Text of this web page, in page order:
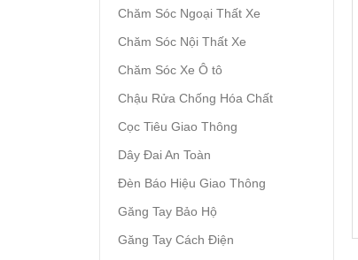
Chăm Sóc Ngoại Thất Xe
Chăm Sóc Nội Thất Xe
Chăm Sóc Xe Ô tô
Chậu Rửa Chống Hóa Chất
Cọc Tiêu Giao Thông
Dây Đai An Toàn
Đèn Báo Hiệu Giao Thông
Găng Tay Bảo Hộ
Găng Tay Cách Điện